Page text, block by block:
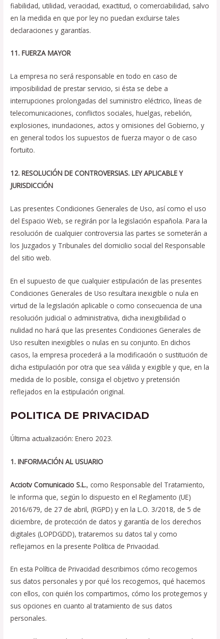
fiabilidad, utilidad, veracidad, exactitud, o comerciabilidad, salvo
en la medida en que por ley no puedan excluirse tales
declaraciones y garantías.
11. FUERZA MAYOR
La empresa no será responsable en todo en caso de
imposibilidad de prestar servicio, si ésta se debe a
interrupciones prolongadas del suministro eléctrico, líneas de
telecomunicaciones, conflictos sociales, huelgas, rebelión,
explosiones, inundaciones, actos y omisiones del Gobierno, y
en general todos los supuestos de fuerza mayor o de caso
fortuito.
12. RESOLUCIÓN DE CONTROVERSIAS. LEY APLICABLE Y
JURISDICCIÓN
Las presentes Condiciones Generales de Uso, así como el uso
del Espacio Web, se regirán por la legislación española. Para la
resolución de cualquier controversia las partes se someterán a
los Juzgados y Tribunales del domicilio social del Responsable
del sitio web.
En el supuesto de que cualquier estipulación de las presentes
Condiciones Generales de Uso resultara inexigible o nula en
virtud de la legislación aplicable o como consecuencia de una
resolución judicial o administrativa, dicha inexigibilidad o
nulidad no hará que las presentes Condiciones Generales de
Uso resulten inexigibles o nulas en su conjunto. En dichos
casos, la empresa procederá a la modificación o sustitución de
dicha estipulación por otra que sea válida y exigible y que, en la
medida de lo posible, consiga el objetivo y pretensión
reflejados en la estipulación original.
POLITICA DE PRIVACIDAD
Última actualización: Enero 2023.
1. INFORMACIÓN AL USUARIO
Acciotv Comunicacio S.L., como Responsable del Tratamiento,
le informa que, según lo dispuesto en el Reglamento (UE)
2016/679, de 27 de abril, (RGPD) y en la L.O. 3/2018, de 5 de
diciembre, de protección de datos y garantía de los derechos
digitales (LOPDGDD), trataremos su datos tal y como
reflejamos en la presente Política de Privacidad.
En esta Política de Privacidad describimos cómo recogemos
sus datos personales y por qué los recogemos, qué hacemos
con ellos, con quién los compartimos, cómo los protegemos y
sus opciones en cuanto al tratamiento de sus datos
personales.